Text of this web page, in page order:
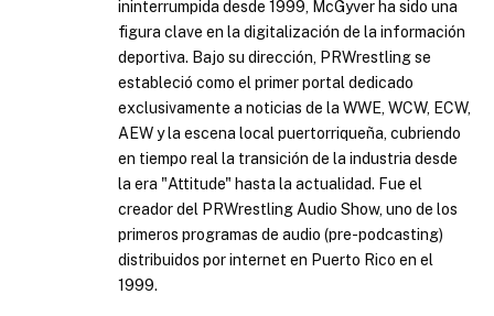
ininterrumpida desde 1999, McGyver ha sido una
figura clave en la digitalización de la información
deportiva. Bajo su dirección, PRWrestling se
estableció como el primer portal dedicado
exclusivamente a noticias de la WWE, WCW, ECW,
AEW y la escena local puertorriqueña, cubriendo
en tiempo real la transición de la industria desde
la era "Attitude" hasta la actualidad. Fue el
creador del PRWrestling Audio Show, uno de los
primeros programas de audio (pre-podcasting)
distribuidos por internet en Puerto Rico en el
1999.